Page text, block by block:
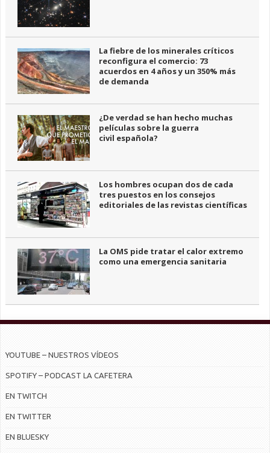
La fiebre de los minerales críticos
reconfigura el comercio: 73
acuerdos en 4 años y un 350% más
de demanda
¿De verdad se han hecho muchas
películas sobre la guerra
civil española?
Los hombres ocupan dos de cada
tres puestos en los consejos
editoriales de las revistas científicas
La OMS pide tratar el calor extremo
como una emergencia sanitaria
YOUTUBE – NUESTROS VÍDEOS
SPOTIFY – PODCAST LA CAFETERA
EN TWITCH
EN TWITTER
EN BLUESKY